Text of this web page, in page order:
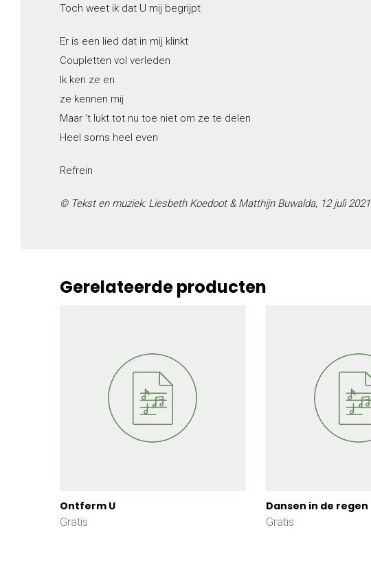
Toch weet ik dat U mij begrijpt
Er is een lied dat in mij klinkt
Coupletten vol verleden
Ik ken ze en
ze kennen mij
Maar ‘t lukt tot nu toe niet om ze te delen
Heel soms heel even
Refrein
© Tekst en muziek: Liesbeth Koedoot & Matthijn Buwalda, 12 juli 2021
Gerelateerde producten
Ontferm U
Gratis
Dansen in de regen
Gratis